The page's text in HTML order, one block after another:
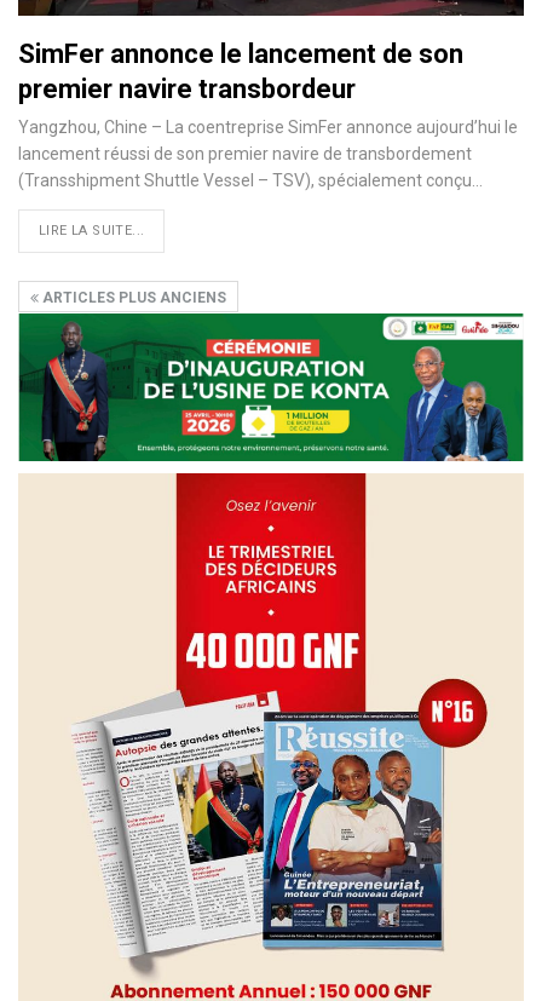
SimFer annonce le lancement de son
premier navire transbordeur
Yangzhou, Chine – La coentreprise SimFer annonce aujourd’hui le
lancement réussi de son premier navire de transbordement
(Transshipment Shuttle Vessel – TSV), spécialement conçu…
LIRE LA SUITE...
ARTICLES PLUS ANCIENS